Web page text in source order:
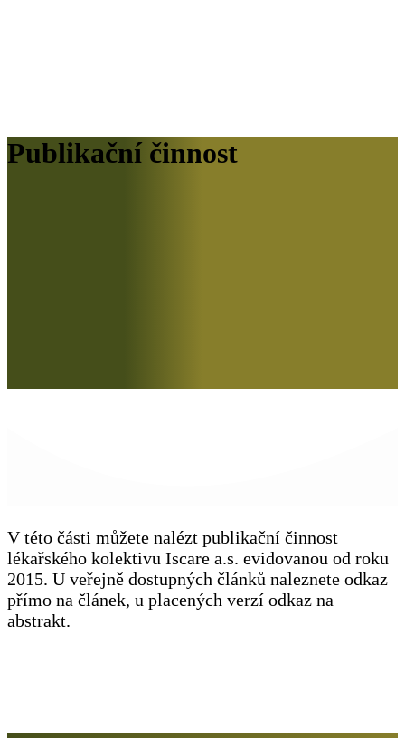
Publikační činnost
V této části můžete nalézt publikační činnost
lékařského kolektivu Iscare a.s. evidovanou od roku
2015. U veřejně dostupných článků naleznete odkaz
přímo na článek, u placených verzí odkaz na
abstrakt.